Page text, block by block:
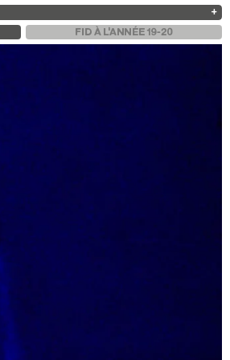
2021
2020
2019
FID À L'ANNÉE 19-20